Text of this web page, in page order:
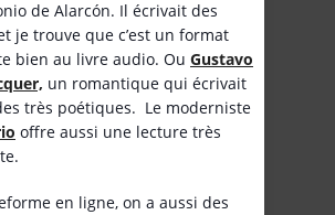
de Alarcón. Il écrivait des
je trouve que c’est un format
bien au livre audio. Ou Gustavo
un romantique qui écrivait
très poétiques. Le moderniste
offre aussi une lecture très
en ligne, on a aussi des